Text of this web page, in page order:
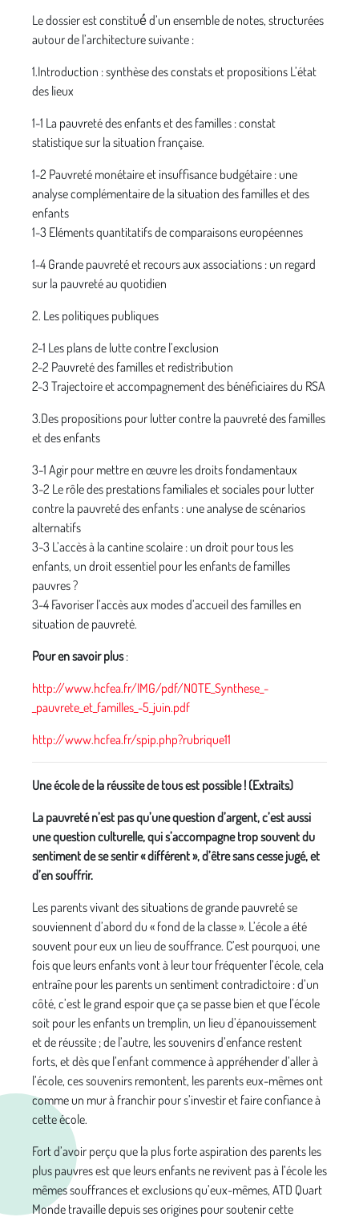
Le dossier est constitué́ d’un ensemble de notes, structurées
autour de l’architecture suivante :
1.Introduction : synthèse des constats et propositions L’état
des lieux
1-1 La pauvreté des enfants et des familles : constat
statistique sur la situation française.
1-2 Pauvreté monétaire et insuffisance budgétaire : une
analyse complémentaire de la situation des familles et des
enfants
1-3 Eléments quantitatifs de comparaisons européennes
1-4 Grande pauvreté et recours aux associations : un regard
sur la pauvreté au quotidien
2. Les politiques publiques
2-1 Les plans de lutte contre l’exclusion
2-2 Pauvreté des familles et redistribution
2-3 Trajectoire et accompagnement des bénéficiaires du RSA
3.Des propositions pour lutter contre la pauvreté des familles
et des enfants
3-1 Agir pour mettre en œuvre les droits fondamentaux
3-2 Le rôle des prestations familiales et sociales pour lutter
contre la pauvreté des enfants : une analyse de scénarios
alternatifs
3-3 L’accès à la cantine scolaire : un droit pour tous les
enfants, un droit essentiel pour les enfants de familles
pauvres ?
3-4 Favoriser l’accès aux modes d’accueil des familles en
situation de pauvreté.
Pour en savoir plus:
http://www.hcfea.fr/IMG/pdf/NOTE_Synthese_-
_pauvrete_et_familles_-5_juin.pdf
http://www.hcfea.fr/spip.php?rubrique11
Une école de la réussite de tous est possible ! (Extraits)
La pauvreté n’est pas qu’une question d’argent, c’est aussi
une question culturelle, qui s’accompagne trop souvent du
sentiment de se sentir « différent », d’être sans cesse jugé, et
d’en souffrir.
Les parents vivant des situations de grande pauvreté se
souviennent d’abord du « fond de la classe ». L’école a été
souvent pour eux un lieu de souffrance. C’est pourquoi, une
fois que leurs enfants vont à leur tour fréquenter l’école, cela
entraîne pour les parents un sentiment contradictoire : d’un
côté, c’est le grand espoir que ça se passe bien et que l’école
soit pour les enfants un tremplin, un lieu d’épanouissement
et de réussite ; de l’autre, les souvenirs d’enfance restent
forts, et dès que l’enfant commence à appréhender d’aller à
l’école, ces souvenirs remontent, les parents eux-mêmes ont
comme un mur à franchir pour s’investir et faire confiance à
cette école.
Fort d’avoir perçu que la plus forte aspiration des parents les
plus pauvres est que leurs enfants ne revivent pas à l’école les
mêmes souffrances et exclusions qu’eux-mêmes, ATD Quart
Monde travaille depuis ses origines pour soutenir cette